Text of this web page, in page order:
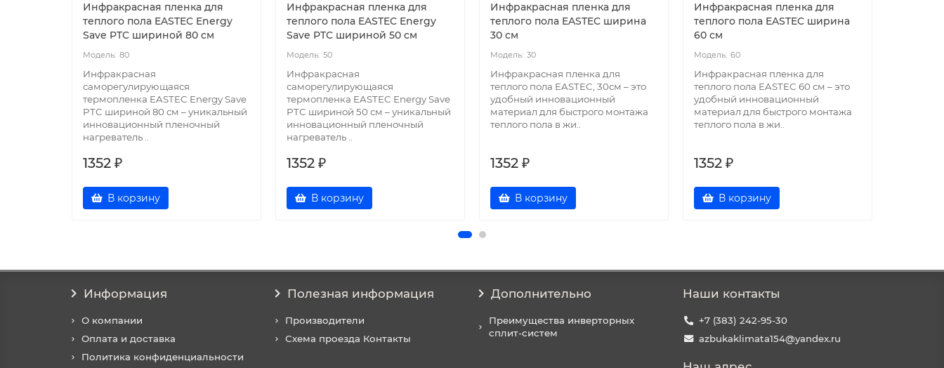
Инфракрасная пленка для
теплого пола EASTEC Energy
Save PTC шириной 80 см
80
Инфракрасная
саморегулирующаяся
термопленка EASTEC Energy Save
PTC шириной 80 см – уникальный
инновационный пленочный
нагреватель ..
1352 ₽
В корзину
Инфракрасная пленка для
теплого пола EASTEC Energy
Save PTC шириной 50 см
50
Инфракрасная
саморегулирующаяся
термопленка EASTEC Energy Save
PTC шириной 50 см – уникальный
инновационный пленочный
нагреватель ..
1352 ₽
В корзину
Инфракрасная пленка для
теплого пола EASTEC ширина
30 см
30
Инфракрасная пленка для
теплого пола EASTEC, 30см – это
удобный инновационный
материал для быстрого монтажа
теплого пола в жи..
1352 ₽
В корзину
Инфракрасная пленка для
теплого пола EASTEC ширина
60 см
60
Инфракрасная пленка для
теплого пола EASTEC 60 см – это
удобный инновационный
материал для быстрого монтажа
теплого пола в жи..
1352 ₽
В корзину
Информация
О компании
Оплата и доставка
Политика конфиденциальности
Полезная информация
Производители
Схема проезда Контакты
Дополнительно
Преимущества инверторных
сплит-систем
Наши контакты
+7 (383) 242-95-30
azbukaklimata154@yandex.ru